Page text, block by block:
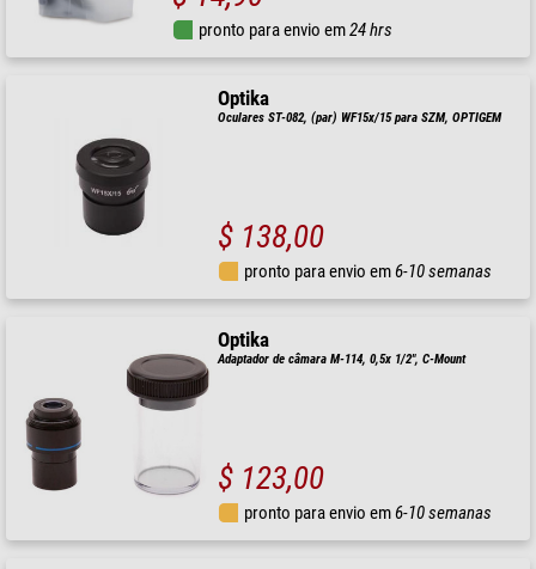
pronto para envio em24 hrs
Optika
Oculares ST-082, (par) WF15x/15 para SZM, OPTIGEM
$ 138,00
pronto para envio em6-10 semanas
Optika
Adaptador de câmara M-114, 0,5x 1/2", C-Mount
$ 123,00
pronto para envio em6-10 semanas